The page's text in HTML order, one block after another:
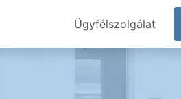
Ügyfélszolgálat